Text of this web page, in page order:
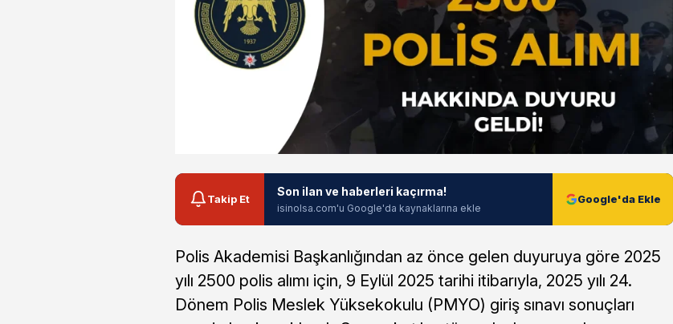
Takip Et
Son ilan ve haberleri kaçırma!
isinolsa.com'u Google'da kaynaklarına ekle
Google'da Ekle
Polis Akademisi Başkanlığından az önce gelen duyuruya göre 2025
yılı 2500 polis alımı için, 9 Eylül 2025 tarihi itibarıyla, 2025 yılı 24.
Dönem Polis Meslek Yüksekokulu (PMYO) giriş sınavı sonuçları